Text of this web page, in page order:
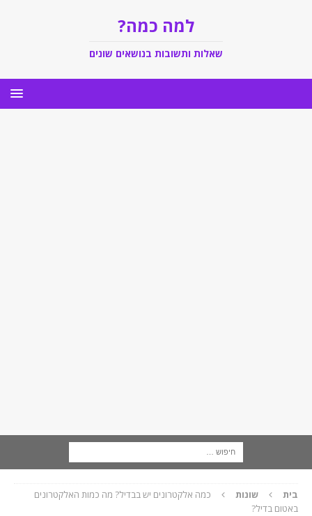
למה כמה?
שאלות ותשובות בנושאים שונים
בית שונות
כמה אלקטרונים יש בבדיל? מה כמות האלקטרונים
באטום בדיל?